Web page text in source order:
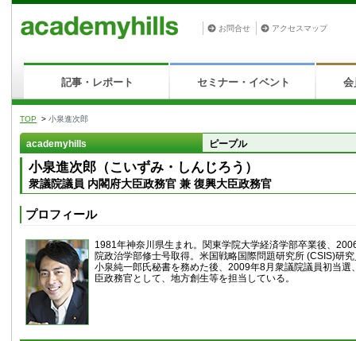
お問合せ アクセスマップ
記事・レポート セミナー・イベント 会
TOP > 小泉進次郎
academyhills ピープル
小泉進次郎（こいずみ・しんじろう）
衆議院議員 内閣府大臣政務官 兼 復興大臣政務官
プロフィール
1981年神奈川県生まれ。関東学院大学経済学部卒業後、
院政治学部修士号取得。米国戦略国際問題研究所 (CSIS)研
小泉純一郎氏秘書を務めた後、2009年8月衆議院議員初当選
臣政務官として、地方創生等を担当している。